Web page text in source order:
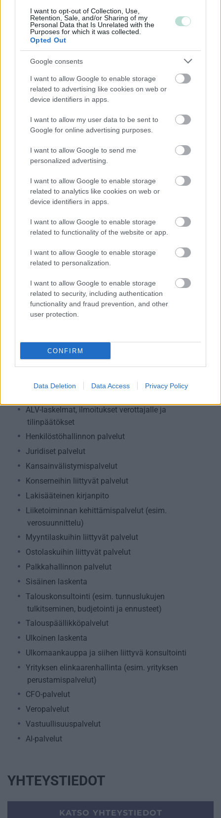
I want to opt-out of Collection, Use,
Retention, Sale, and/or Sharing of my
Personal Data that Is Unrelated with the
Purposes for which it was collected.
Opted Out
Google consents
I want to allow Google to enable storage
related to advertising like cookies on web or
device identifiers in apps.
I want to allow my user data to be sent to
Google for online advertising purposes.
I want to allow Google to send me
personalized advertising.
I want to allow Google to enable storage
related to analytics like cookies on web or
device identifiers in apps.
I want to allow Google to enable storage
related to functionality of the website or app.
I want to allow Google to enable storage
related to personalization.
I want to allow Google to enable storage
related to security, including authentication
functionality and fraud prevention, and other
user protection.
CONFIRM
Data Deletion Data Access Privacy Policy
Kommandiittiyhtiö
Avoin yhtiö
Toiminimi
Toimiala
Kansainvälisten organisaatioiden ja toimielinten
toiminta
Kiinteistöalan toiminta
Kuljetusliike­toiminta
Maa-, metsä- ja kalatalous
Majoitus- ja ravitsemistoiminta
Rahoitus- ja vakuutustoiminta
Teollisuus
Terveys- ja sosiaalipalvelut
Apteekkiala
Yhdistykset ja järjestöt
Taide- ja kulttuuriala
Sijoitustoiminta
Kaupan ala
ALV-laskelmat, ilmoitukset verottajalle ja
tilinpäätökset
Henkilöstöhallinnon palvelut
Juridiset palvelut
Kansainvälistymispalvelut
Konserneihin liittyvät palvelut
Lakisääteinen kirjanpito
Liiketoiminnan kehittämispalvelut (esim.
verosuunnittelu)
Myyntilaskuihin liittyvät palvelut
Ostolaskuihin liittyvät palvelut
Palkkahallinnon palvelut
Sisäinen laskenta
Talouskonsultointi (esim. tunnuslukujen
tulkitseminen, budjetointi ja ennusteet)
Talouspäällikköpalvelut
Ulkoinen laskenta
Ulkomaankauppa ja siihen liittyvä konsultointi
Yrityksen elinkaarenhallinta (esim. yrityksen
perustamispalvelut)
CFO-palvelut
Veropalvelut
Vastuullisuuspalvelut
AI-palvelut
YHTEYSTIEDOT
KATSO YHTEYSTIEDOT